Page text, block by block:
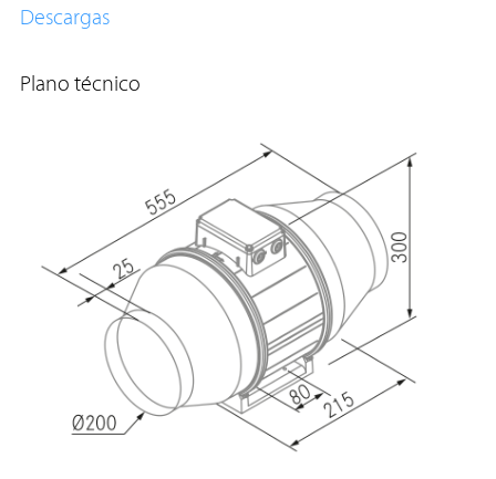
Descargas
Plano técnico